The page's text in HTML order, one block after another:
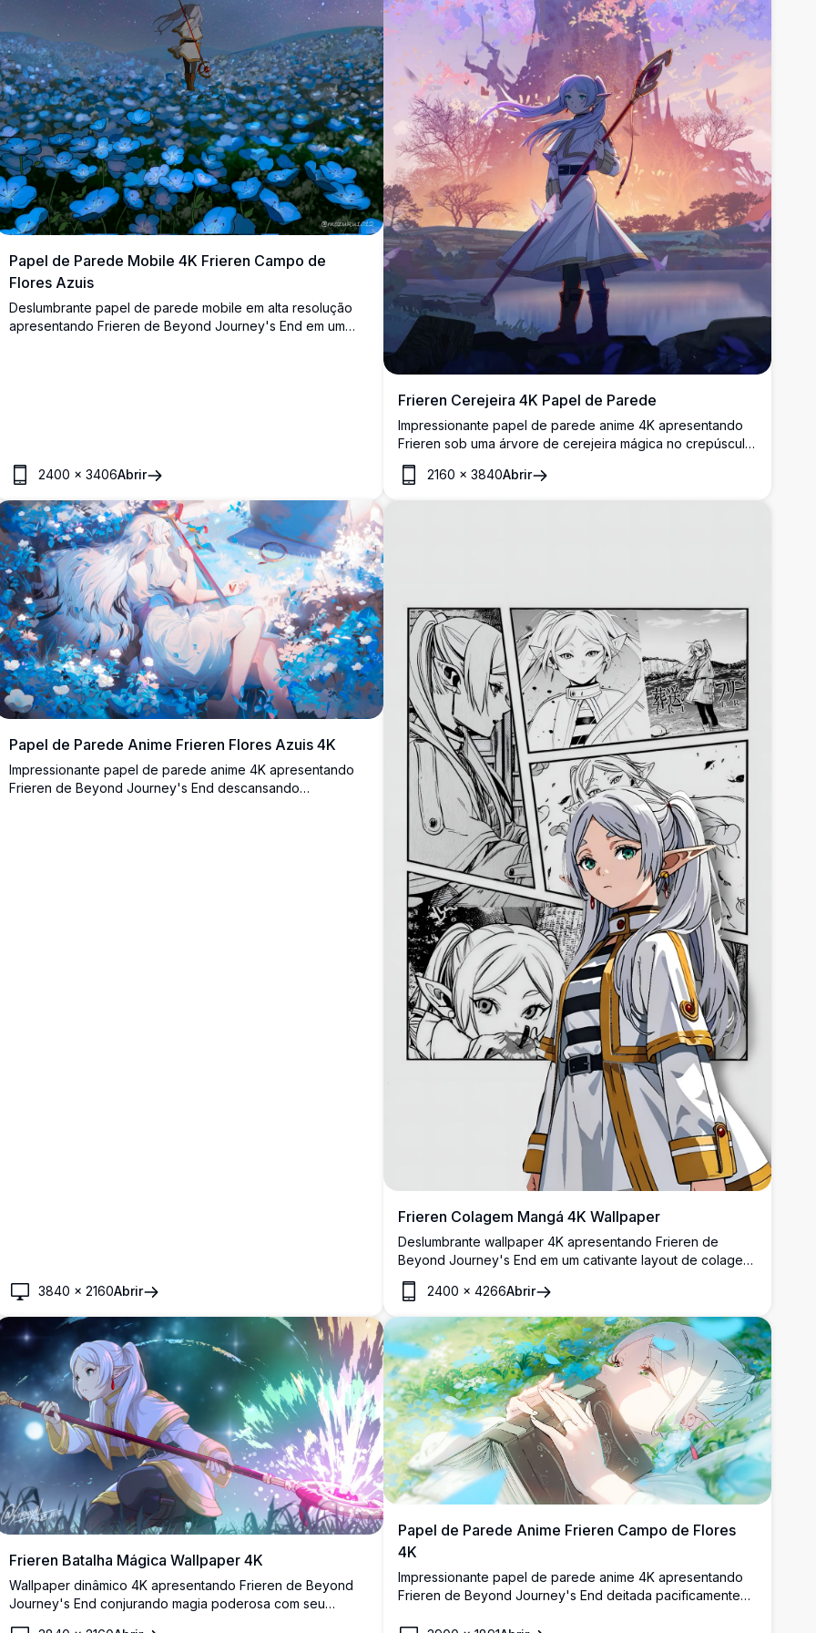
Papel de Parede Mobile 4K Frieren Campo de
Flores Azuis
Deslumbrante papel de parede mobile em alta resolução
apresentando Frieren de Beyond Journey's End em um
2400 ×3406Abrir
Frieren Cerejeira 4K Papel de Parede
Impressionante papel de parede anime 4K apresentando
Frieren sob uma árvore de cerejeira mágica no crepúsculo
roxo. A maga élfica segura seu cajado enquanto pétalas
de sakura dançam na atmosfera etérea, criando uma
paisagem fantástica serena de Beyond Journey's End.
2160 × 3840Abrir
Papel de Parede Anime Frieren Flores Azuis 4K
Impressionante papel de parede anime 4K apresentando
Frieren de Beyond Journey's End descansando
3840 ×2160Abrir
Frieren Colagem Mangá 4K Wallpaper
Deslumbrante wallpaper 4K apresentando Frieren de
Beyond Journey's End em um cativante layout de colagem
estilo mangá. Múltiplos painéis exibem a querida maga
élfica com seu distintivo cabelo branco e olhos verdes,
perfeito para entusiastas de anime que buscam fundos de
alta resolução para desktop ou celular.
2400 × 4266Abrir
Frieren Batalha Mágica Wallpaper 4K
Wallpaper dinâmico 4K apresentando Frieren de Beyond
Journey's End conjurando magia poderosa com seu
Papel de Parede Anime Frieren Campo de Flores
4K
Impressionante papel de parede anime 4K apresentando
Frieren de Beyond Journey's End deitada pacificamente